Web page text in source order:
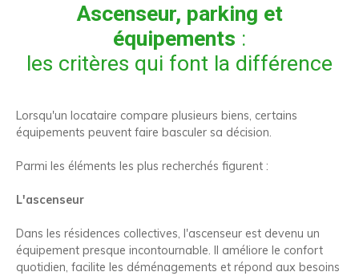
Ascenseur, parking et
équipements :
les critères qui font la différence
Lorsqu'un locataire compare plusieurs biens, certains
équipements peuvent faire basculer sa décision.
Parmi les éléments les plus recherchés figurent :
L'ascenseur
Dans les résidences collectives, l'ascenseur est devenu un
équipement presque incontournable. Il améliore le confort
quotidien, facilite les déménagements et répond aux besoins